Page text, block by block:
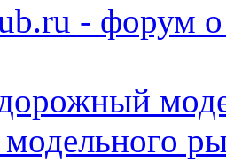
- форум